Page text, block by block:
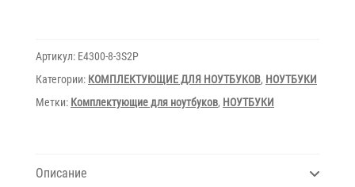
Duplicate
E4300-
8-
Артикул: E4300-8-3S2P
Категории: КОМПЛЕКТУЮЩИЕ ДЛЯ НОУТБУКОВ, НОУТБУКИ
Метки: Комплектующие для ноутбуков, НОУТБУКИ
Описание